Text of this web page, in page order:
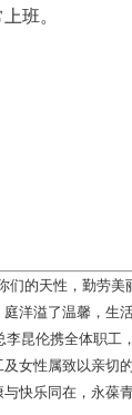
班。
们的天性，勤劳
洋溢了温馨，生
昆伦携全体职工
女性属致以亲切
快乐同在，永葆